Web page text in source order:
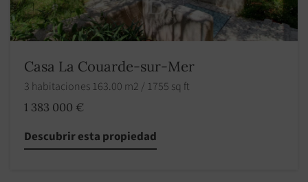
Casa La Couarde-sur-Mer
3 habitaciones 163.00 m2 / 1755 sq ft
1 383 000 €
Descubrir esta propiedad